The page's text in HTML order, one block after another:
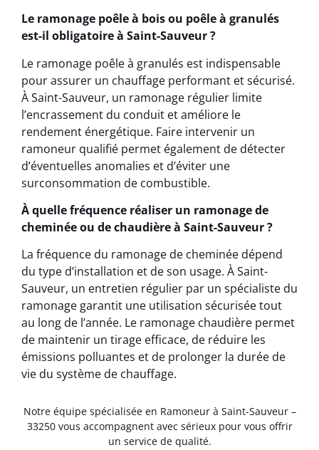
Le ramonage poêle à bois ou poêle à granulés
est-il obligatoire à Saint-Sauveur ?
Le ramonage poêle à granulés est indispensable
pour assurer un chauffage performant et sécurisé.
À Saint-Sauveur, un ramonage régulier limite
l’encrassement du conduit et améliore le
rendement énergétique. Faire intervenir un
ramoneur qualifié permet également de détecter
d’éventuelles anomalies et d’éviter une
surconsommation de combustible.
À quelle fréquence réaliser un ramonage de
cheminée ou de chaudière à Saint-Sauveur ?
La fréquence du ramonage de cheminée dépend
du type d’installation et de son usage. À Saint-
Sauveur, un entretien régulier par un spécialiste du
ramonage garantit une utilisation sécurisée tout
au long de l’année. Le ramonage chaudière permet
de maintenir un tirage efficace, de réduire les
émissions polluantes et de prolonger la durée de
vie du système de chauffage.
Notre équipe spécialisée en Ramoneur à Saint-Sauveur –
33250 vous accompagnent avec sérieux pour vous offrir
un service de qualité.